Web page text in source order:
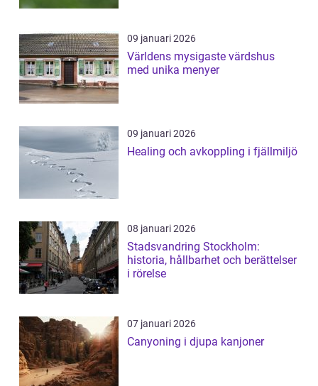
09 januari 2026
Världens mysigaste värdshus
med unika menyer
09 januari 2026
Healing och avkoppling i fjällmiljö
08 januari 2026
Stadsvandring Stockholm:
historia, hållbarhet och berättelser
i rörelse
07 januari 2026
Canyoning i djupa kanjoner